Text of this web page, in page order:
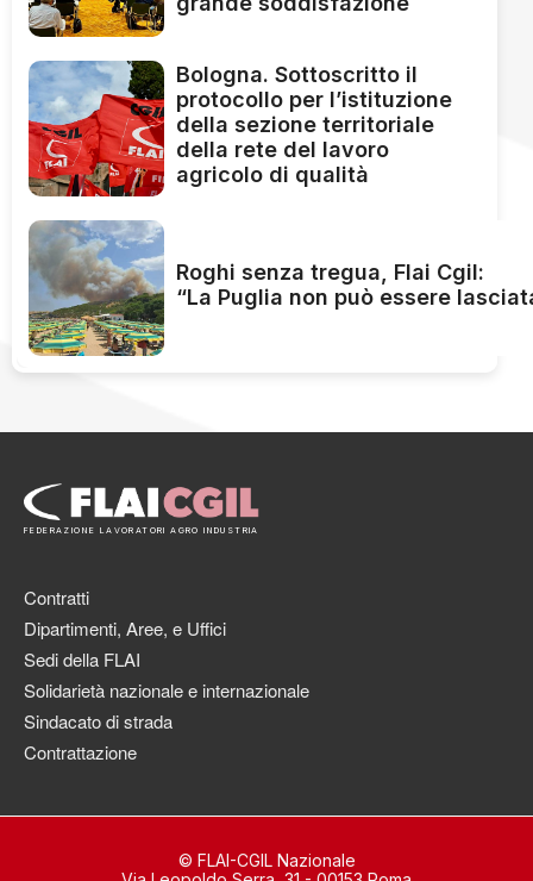
Bologna. Sottoscritto il
protocollo per l’istituzione
della sezione territoriale
della rete del lavoro
agricolo di qualità
Roghi senza tregua, Flai Cgil:
“La Puglia non può essere
FEDERAZIONE LAVORATORI AGRO INDUSTRIA
Contratti
Dipartimenti, Aree, e Uffici
Sedi della FLAI
Solidarietà nazionale e internazionale
Sindacato di strada
Contrattazione
© FLAI-CGIL Nazionale